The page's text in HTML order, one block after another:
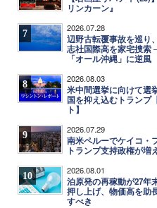
リンカーン』
7 2026.07.28
辺野古転覆事故を巡り
志社国際高を家宅捜索
「オール沖縄」に逆風
8 2026.08.03
米中間選挙に向けて選
国を抑え込むトランプ
ト】
9 2026.07.29
南米ペルーでケイコ・
トランプ支持政権が増
10 2026.08.01
泊原発の再稼動が27年
押し上げ、物価高を助
すべき